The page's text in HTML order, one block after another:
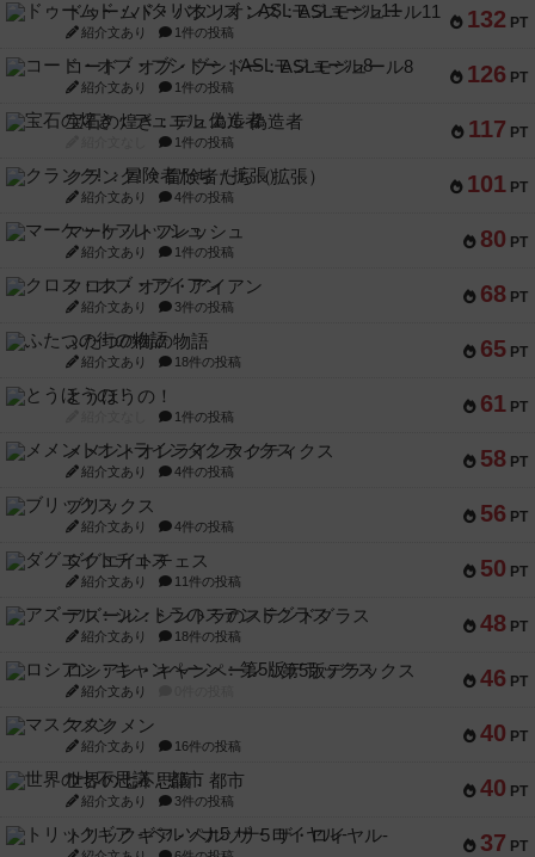
132 PT
ドゥームド・バタリオンズ：ASLモジュール11
紹介文あり 1件の投稿
126 PT
コード・オブ・ブシドー：ASLモジュール8
紹介文あり 1件の投稿
117 PT
宝石の煌き：デュエル 偽造者
1件の投稿
101 PT
クランク! ：冒険者たち（拡張）
紹介文あり 4件の投稿
80 PT
マーケットフレッシュ
紹介文あり 1件の投稿
68 PT
クロス・オブ・アイアン
紹介文あり 3件の投稿
65 PT
ふたつの街の物語
紹介文あり 18件の投稿
61 PT
とうほうの！
1件の投稿
58 PT
メメントオンラインタクティクス
紹介文あり 4件の投稿
56 PT
ブリックス
紹介文あり 4件の投稿
50 PT
ダグエイトチェス
紹介文あり 11件の投稿
48 PT
アズール：シントラのステンドグラス
紹介文あり 18件の投稿
46 PT
ロシアン・キャンペーン：第5版デラックス
紹介文あり
40 PT
マスクメン
紹介文あり 16件の投稿
40 PT
世界の七不思議：都市
紹介文あり 3件の投稿
37 PT
トリックギア - ペルソナ5 ザ・ロイヤル-